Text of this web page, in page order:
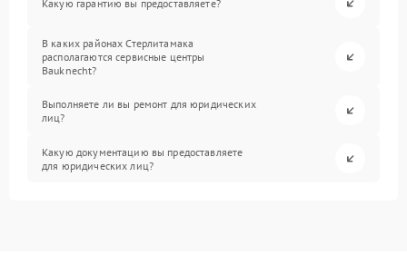
Какую гарантию вы предоставляете?
В каких районах Стерлитамака
располагаются сервисные центры
Bauknecht?
Выполняете ли вы ремонт для юридических
лиц?
Какую документацию вы предоставляете
для юридических лиц?